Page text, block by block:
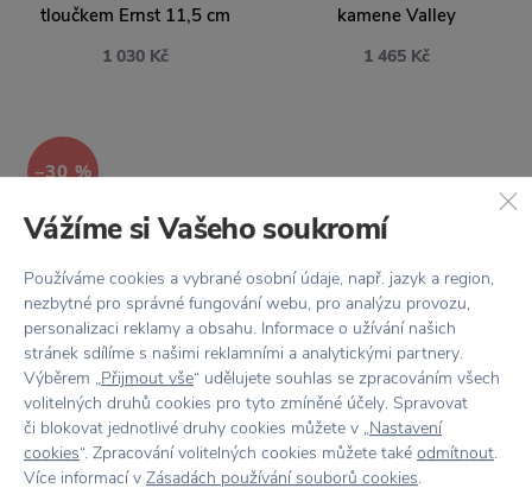
tloučkem Ernst 11,5 cm
1 030 Kč
kamene Valley
1 465 Kč
−30 %
EVA SOLO
Porcelánový hmoždíř
White/Black
1 629 Kč 1 140 Kč
SLEVA 20 % S KÓDEM:
LÉTO20
GARDEN TRADING
Žulový hmoždíř s
tloučkem Mortar
Vážíme si Vašeho soukromí
Používáme cookies a vybrané osobní údaje, např. jazyk a region,
nezbytné pro správné fungování webu, pro analýzu provozu,
personalizaci reklamy a obsahu. Informace o užívání našich
stránek sdílíme s našimi reklamními a analytickými partnery.
Výběrem „Přijmout vše“ udělujete souhlas se zpracováním všech
volitelných druhů cookies pro tyto zmíněné účely. Spravovat
či blokovat jednotlivé druhy cookies můžete v „Nastavení
cookies“. Zpracování volitelných cookies můžete také odmítnout.
Více informací v Zásadách používání souborů cookies.